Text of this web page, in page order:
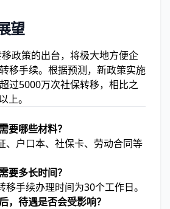
望
政策的出台，将极大地方便企
移手续。根据预测，新政策实施
过5000万次社保转移，相比之
上。
要哪些材料？
、户口本、社保卡、劳动合同等
要多长时间？
移手续办理时间为30个工作日。
，待遇是否会受影响？